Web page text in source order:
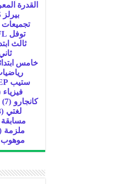
القدرة
بيرلز PIRLS
تجميعات
توفل TOEFL
ثالث
خامس
ستيب STEP
فيزياء
كانجارو (7)
لغتي (3)
مسابقة
ملزمة
موهوب